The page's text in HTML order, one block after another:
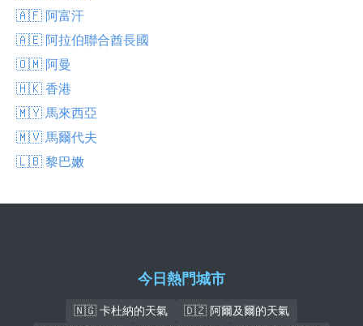
🇦🇫 阿富汗
🇦🇪 阿拉伯聯合酋長國
🇴🇲 阿曼
🇭🇰 香港
🇲🇾 馬來西亞
🇲🇻 馬爾代夫
🇱🇧 黎巴嫩
今日熱門城市
🇳🇬 卡杜納的天氣
🇩🇿 阿爾及爾的天氣